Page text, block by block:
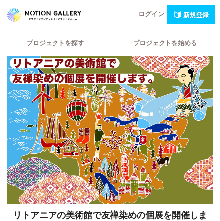
ログイン 新規登録
プロジェクトを探す プロジェクトを始める
リトアニアの美術館で友禅染めの個展を開催しま